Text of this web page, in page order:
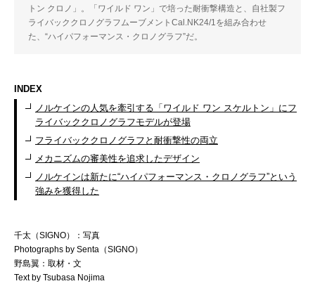
トン クロノ」。「ワイルド ワン」で培った耐衝撃構造と、自社製フ
ライバッククロノグラフムーブメントCal.NK24/1を組み合わせ
た、“ハイパフォーマンス・クロノグラフ”だ。
INDEX
ノルケインの人気を牽引する「ワイルド ワン スケルトン」にフ
ライバッククロノグラフモデルが登場
フライバッククロノグラフと耐衝撃性の両立
メカニズムの審美性を追求したデザイン
ノルケインは新たに“ハイパフォーマンス・クロノグラフ”という
強みを獲得した
千太（SIGNO）：写真
Photographs by Senta（SIGNO）
野島翼：取材・文
Text by Tsubasa Nojima